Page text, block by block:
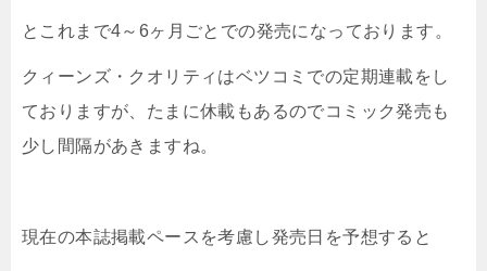
とこれまで4～6ヶ月ごとでの発売になっております。
クィーンズ・クオリティはベツコミでの定期連載をし
ておりますが、たまに休載もあるのでコミック発売も
少し間隔があきますね。
現在の本誌掲載ペースを考慮し発売日を予想すると